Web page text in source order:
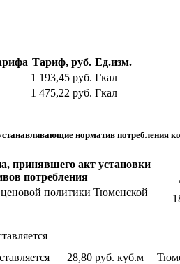
Тариф, руб. Ед.изм.
1 193,45 руб. Гкал
1 475,22 руб. Гкал
норматив потребления
принявшего акт установки
потребления
политики Тюменской
28,80 руб. куб.м